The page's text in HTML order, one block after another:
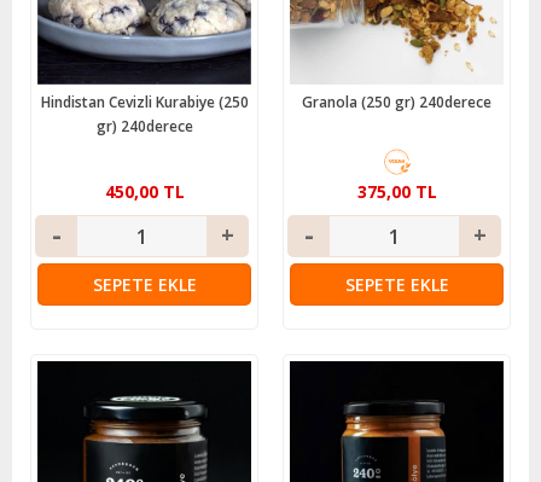
Hindistan Cevizli Kurabiye (250
gr) 240derece
450,00 TL
SEPETE EKLE
Granola (250 gr) 240derece
375,00 TL
SEPETE EKLE